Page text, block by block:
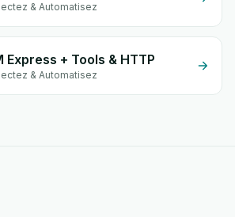
& Automatisez
Express + Tools & HTTP
& Automatisez